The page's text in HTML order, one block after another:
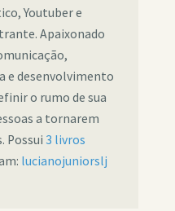
Youtuber e
Apaixonado
e desenvolvimento
o rumo de sua
a tornarem
Possui 3 livros
lucianojuniorslj